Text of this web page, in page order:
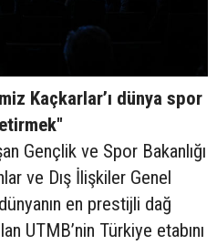
Kaçkarlar’ı dünya spor
Gençlik ve Spor Bakanlığı
ve Dış İlişkiler Genel
en prestijli dağ
UTMB’nin Türkiye etabını